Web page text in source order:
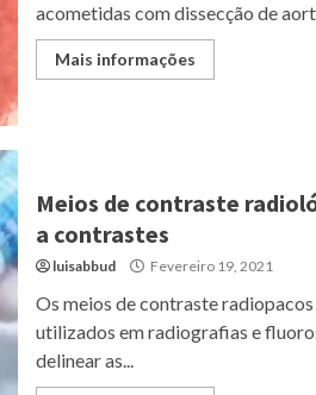
acometidas com dissecção de
Mais informações
Meios de contraste
a contrastes
luisabbud Fevereiro 19, 2021
Os meios de contraste
utilizados em radiografias e
delinear as...